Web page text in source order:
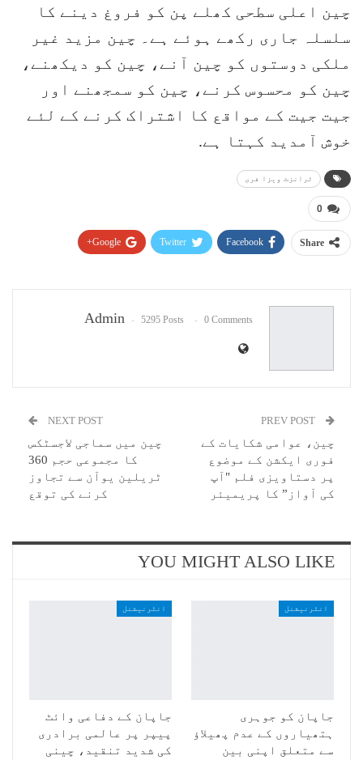
چین اعلی سطحی کھلے پن کو فروغ دینے کا
سلسلہ جاری رکھے ہوئے ہے۔ چین مزید غیر
ملکی دوستوں کو چین آنے، چین کو دیکھنے،
چین کو محسوس کرنے، چین کو سمجھنے اور
جیت جیت کے مواقع کا اشتراک کرنے کے لئے
خوش آمدید کہتا ہے.
ٹرانزٹ ویزا فری
0
Share
Facebook
Twitter
Google+
Admin 5295 Posts 0 Comments
چین، عوامی شکایات کے
فوری ایکشن کے موضوع
پر دستاویزی فلم "آپ
کی آواز” کا پریمیئر
NEXT POST
چین میں سماجی لاجسٹکس
کا مجموعی حجم 360
ٹریلین یوآن سے تجاوز
کرنے کی توقع
YOU MIGHT ALSO LIKE
انٹرنیشنل
جاپان کو جوہری
ہتھیاروں کے عدم پھیلاؤ
سے متعلق اپنی بین
انٹرنیشنل
جاپان کے دفاعی وائٹ
پیپر پر عالمی برادری
کی شدید تنقید، چینی